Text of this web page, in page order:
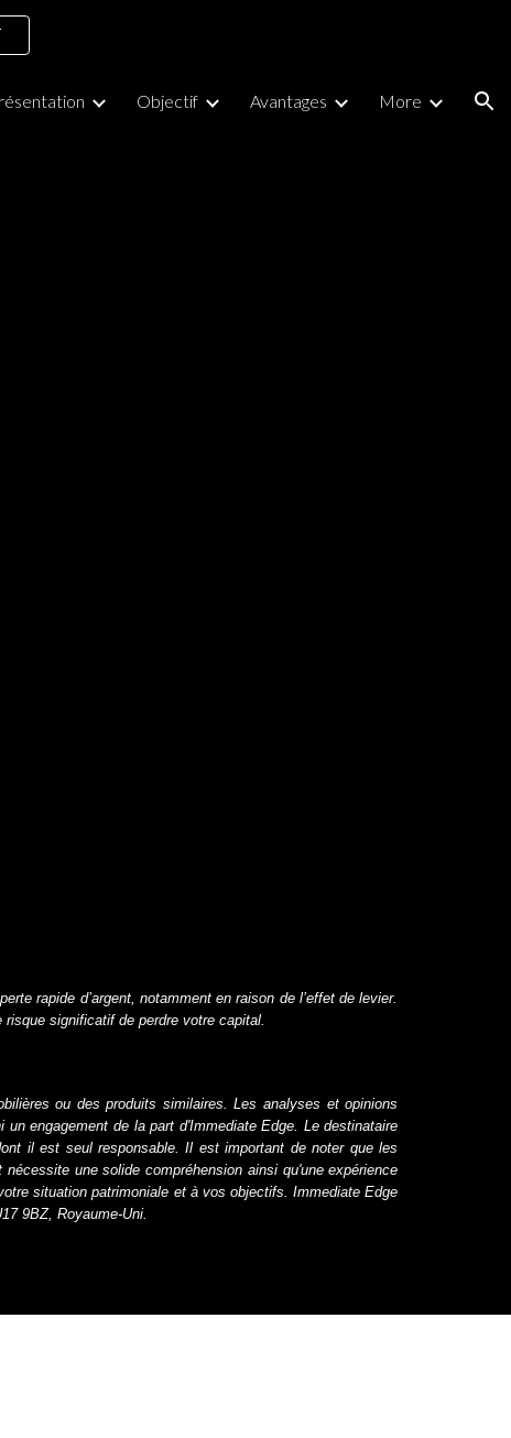
Objectif Avantages More
rapide d’argent, notamment en raison de l’effet de levier.
significatif de perdre votre capital.
ou des produits similaires. Les analyses et opinions
engagement de la part d'Immediate Edge. Le destinataire
il est seul responsable. Il est important de noter que les
une solide compréhension ainsi qu'une expérience
situation patrimoniale et à vos objectifs. Immediate Edge
9BZ, Royaume-Uni.